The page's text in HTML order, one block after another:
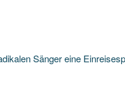
Sänger eine